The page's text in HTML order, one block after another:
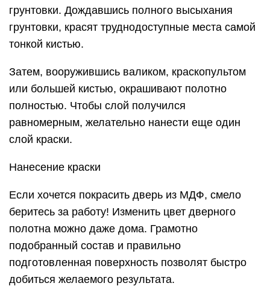
грунтовки. Дождавшись полного высыхания
грунтовки, красят труднодоступные места самой
тонкой кистью.
Затем, вооружившись валиком, краскопультом
или большей кистью, окрашивают полотно
полностью. Чтобы слой получился
равномерным, желательно нанести еще один
слой краски.
Нанесение краски
Если хочется покрасить дверь из МДФ, смело
беритесь за работу! Изменить цвет дверного
полотна можно даже дома. Грамотно
подобранный состав и правильно
подготовленная поверхность позволят быстро
добиться желаемого результата.